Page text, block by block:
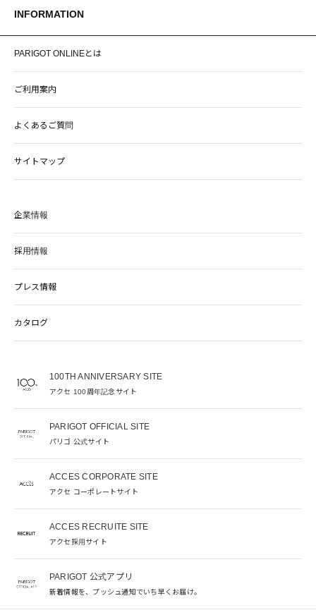
INFORMATION
PARIGOT ONLINEとは
ご利用案内
よくあるご質問
サイトマップ
企業情報
採用情報
プレス情報
カタログ
100TH ANNIVERSARY SITE
アクセ 100周年記念サイト
PARIGOT OFFICIAL SITE
パリゴ 公式サイト
ACCES CORPORATE SITE
アクセ コーポレートサイト
ACCES RECRUITE SITE
アクセ採用サイト
PARIGOT 公式アプリ
新着情報を、プッシュ通知でいち早くお届け。